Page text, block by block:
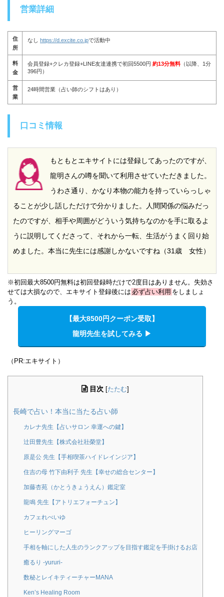
営業詳細
住
所
なし https://d.excite.co.jpで活動中
料
金
会員登録+クレカ登録+LINE友達連携で初回5500円 約13分無料 （以降、1分
396円）
営
業
24時間営業（占い師のシフトはあり）
口コミ情報
もともとエキサイトには登録してあったのですが、
龍明さんの噂を聞いて利用させていただきました。
うわさ通り、かなり本物の能力を持っていらっしゃ
ることが少し話しただけで分かりました。人間関係の悩みだっ
たのですが、相手や周囲がどういう気持ちなのかを手に取るよ
うに説明してくださって、それから一転、生活がうまく回り始
めました。本当に先生には感謝しかないですね（31歳 女性）
※初回最大8500円無料は初回登録時だけで2度目はありません。失効さ
せては大損なので、エキサイト登録後には 必ず占い利用 をしましょ
う。
【最大8500円クーポン受取】
龍明先生を試してみる ▶︎
（PR:エキサイト）
目次 たたむ
長崎で占い！本当に当たる占い師
カレナ先生【占いサロン 幸運への鍵】
辻田豊先生【株式会社壯榮堂】
原是公 先生【手相喫茶ハイドレインジア】
住吉の母 竹下由利子 先生【幸せの総合センター】
加藤杏苑（かとうきょうえん）鑑定室
龍鳴 先生【アトリエフォーチュン】
カフェれべいゆ
ヒーリングマーゴ
手相を軸にした人生のランクアップを目指す鑑定を手掛けるお店
癒るり -yururi-
数秘とレイキティーチャーMANA
Ken’s Healing Room